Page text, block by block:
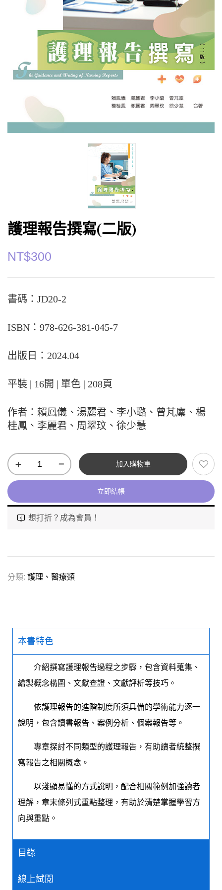
護理報告撰寫(二版)
NT$300
書碼：JD20-2
ISBN：978-626-381-045-7
出版日：2024.04
平裝 | 16開 | 單色 | 208頁
作者：賴鳳儀、湯麗君、李小璐、曾芃廩、楊
桂鳳、李麗君、周翠玟、徐少慧
加入購物車
立即結帳
想打折？成為會員！
分類: 護理、醫療類
本書特色
介紹撰寫護理報告過程之步驟，包含資料蒐集、
繪製概念構圖、文獻查證、文獻評析等技巧。
依護理報告的進階制度所須具備的學術能力逐一
說明，包含讀書報告、案例分析、個案報告等。
專章探討不同類型的護理報告，有助讀者統整撰
寫報告之相關概念。
以淺顯易懂的方式說明，配合相關範例加強讀者
理解，章末條列式重點整理，有助於清楚掌握學習方
向與重點。
目錄
線上試閱